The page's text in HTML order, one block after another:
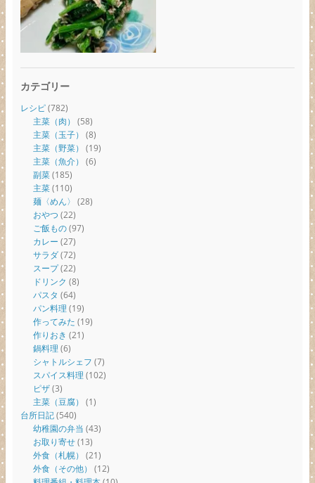
カテゴリー
レシピ(782)
主菜（肉） (58)
主菜（玉子） (8)
主菜（野菜） (19)
主菜（魚介） (6)
副菜(185)
主菜(110)
麺〈めん〉 (28)
おやつ (22)
ご飯もの(97)
カレー (27)
サラダ(72)
スープ(22)
ドリンク (8)
パスタ (64)
パン料理 (19)
作ってみた (19)
作りおき (21)
鍋料理 (6)
シャトルシェフ (7)
スパイス料理 (102)
ピザ(3)
主菜（豆腐） (1)
台所日記(540)
幼稚園の弁当 (43)
お取り寄せ(13)
外食（札幌） (21)
外食（その他） (12)